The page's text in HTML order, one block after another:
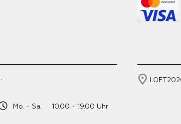
Mo. - Sa. 10.00 - 19.00 Uhr